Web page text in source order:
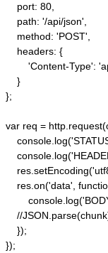
    port: 80,
    path: '/api/json',
    method: 'POST',
    headers: {
'Content-
    }
};
var req =
res.on('data',
//
    });
});